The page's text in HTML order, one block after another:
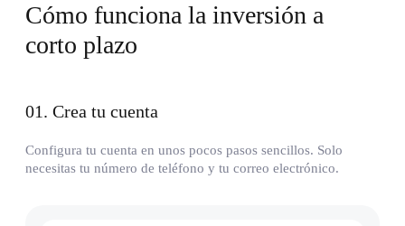
Cómo funciona la inversión a
corto plazo
01. Crea tu cuenta
Configura tu cuenta en unos pocos pasos sencillos. Solo
necesitas tu número de teléfono y tu correo electrónico.